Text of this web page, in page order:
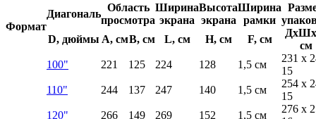
Формат
Диагональ
Область
просмотра
Ширина
экрана
Высота
экрана
Ширина
рамки
D, дюймы A, смB, см L, см H, см F, см
см
100" 221 125 224 128 1,5 см
231 x
15
110"
244 137 247 140 1,5 см
254 x
15
120"
266 149 269 152 1,5 см
276 x